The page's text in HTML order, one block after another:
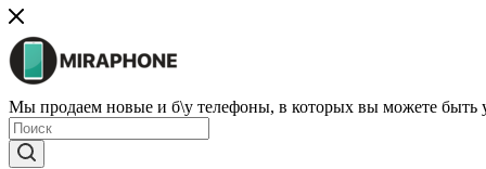
Мы продаем новые и б\у телефоны, в которых вы можете быть